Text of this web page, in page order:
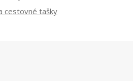
cestovné tašky